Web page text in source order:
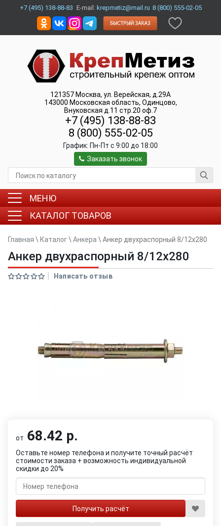
+7 (495) 138-88-83 E-mail: krepmetiz@mail.ru 8 (800) 555-02-05
121357 Москва, ул. Верейская, д.29А
143000 Московская область, Одинцово,
Внуковская д.11 стр.20 оф.7
+7 (495) 138-88-83
8 (800) 555-02-05
График: Пн-Пт c 9:00 до 18:00
Заказать звонок
МЕНЮ
КАТАЛОГ ТОВАРОВ
Главная \ Каталог\ Анкера \ Анкер двуxраспорный 8/12x280
Анкер двуxраспорный 8/12x280
Написать отзыв
от 68.42 р.
Оставьте номер телефона и получите точный расчёт
стоимости заказа + возможность индивидуальной
скидки до 20%